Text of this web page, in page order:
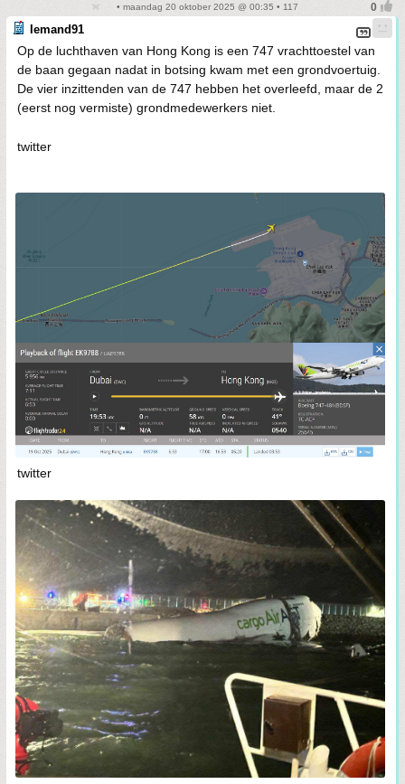
• maandag 20 oktober 2025 @ 00:35 • 117
Iemand91
Op de luchthaven van Hong Kong is een 747 vrachttoestel van
de baan gegaan nadat in botsing kwam met een grondvoertuig.
De vier inzittenden van de 747 hebben het overleefd, maar de 2
(eerst nog vermiste) grondmedewerkers niet.
twitter
twitter